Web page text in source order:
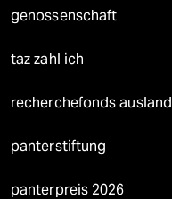
genossenschaft
taz zahl ich
recherchefonds ausland
panterstiftung
panterpreis 2026